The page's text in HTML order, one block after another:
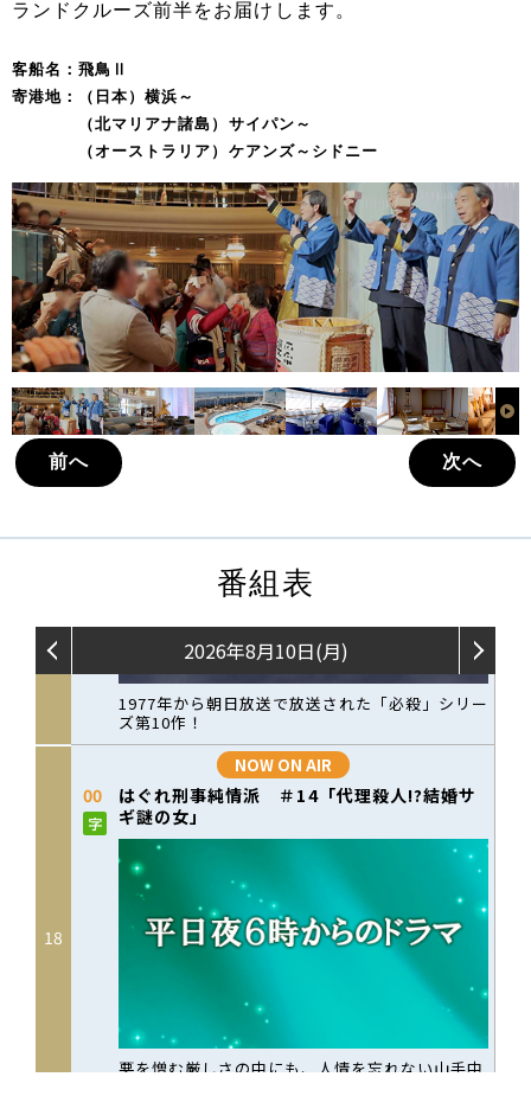
ランドクルーズ前半をお届けします。
客船名：飛鳥Ⅱ
寄港地：（日本）横浜～
（北マリアナ諸島）サイパン～
（オーストラリア）ケアンズ～シドニー
前へ 次へ
番組表